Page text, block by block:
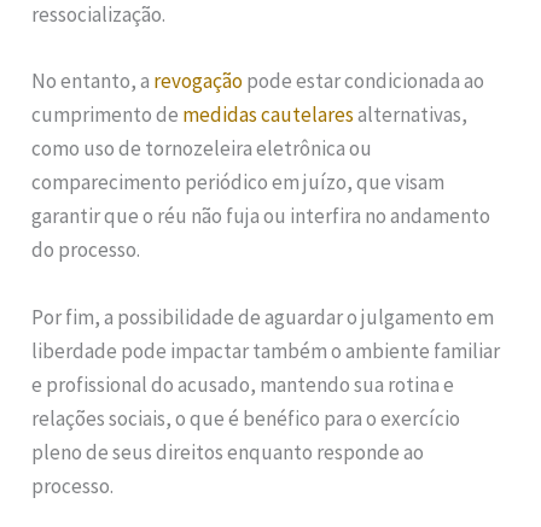
ressocialização.
No entanto, a revogaçãopode estar condicionada ao
cumprimento de medidas cautelaresalternativas,
como uso de tornozeleira eletrônica ou
comparecimento periódico em juízo, que visam
garantir que o réu não fuja ou interfira no andamento
do processo.
Por fim, a possibilidade de aguardar o julgamento em
liberdade pode impactar também o ambiente familiar
e profissional do acusado, mantendo sua rotina e
relações sociais, o que é benéfico para o exercício
pleno de seus direitos enquanto responde ao
processo.